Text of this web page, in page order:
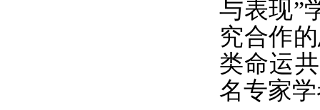
与表现”
究合作
类命运
名专家